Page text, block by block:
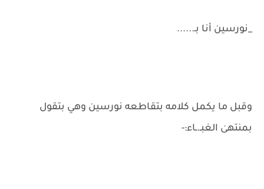
_نورسين أنا بـ......
وقبل ما يكمل كلامه بتقاطعه نورسين وهي بتقول
بمنتهىٰ الغبـ.ـاء:-